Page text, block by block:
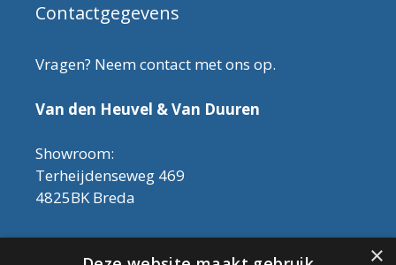
Contactgegevens
Vragen? Neem contact met ons op.
Van den Heuvel & Van Duuren
Showroom:
Terheijdenseweg 469
4825BK Breda
Let op! Onderhoudsproducten zijn nu af te
×